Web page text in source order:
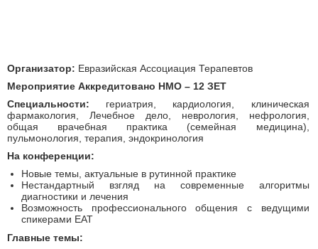
Организатор: Евразийская Ассоциация Терапевтов
Мероприятие Аккредитовано НМО – 12 ЗЕТ
Специальности: гериатрия, кардиология, клиническая
фармакология, Лечебное дело, неврология, нефрология,
общая врачебная практика (семейная медицина),
пульмонология, терапия, эндокринология
На конференции:
Новые темы, актуальные в рутинной практике
Нестандартный взгляд на современные алгоритмы
диагностики и лечения
Возможность профессионального общения с ведущими
спикерами ЕАТ
Главные темы: